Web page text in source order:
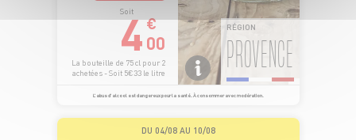
Soit
4€
00
La bouteille de 75 cl pour 2
achetées - Soit 5€33 le litre
RÉGION
PROVENCE
L’abus d’alcool est dangereux pour la santé. À consommer avec modération.
DU 04/08 AU 10/08